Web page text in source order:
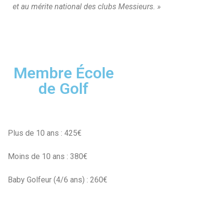
et au mérite national des clubs Messieurs. »
Membre École
de Golf
Plus de 10 ans : 425€
Moins de 10 ans : 380€
Baby Golfeur (4/6 ans) : 260€